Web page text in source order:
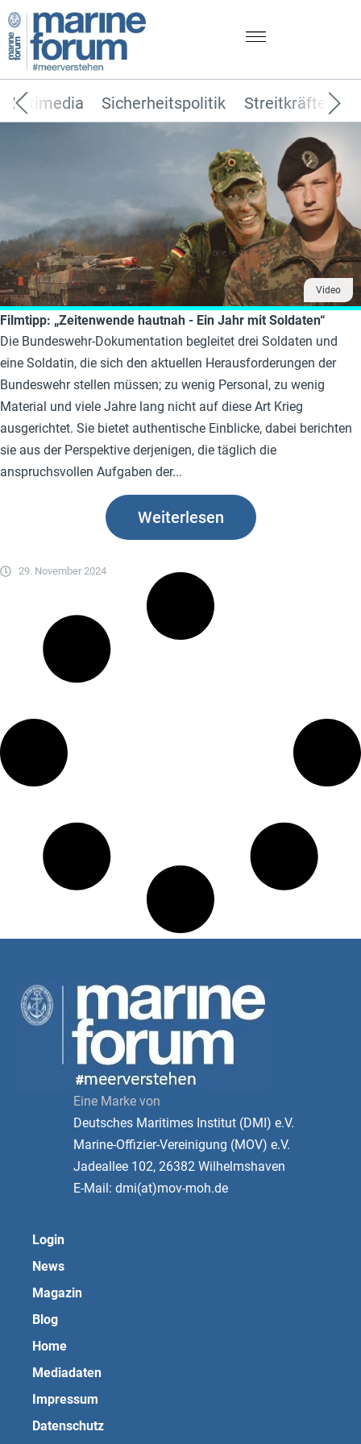
Sicherheitspolitik Streitkräfte
Multimedia
Video
Filmtipp: „Zeitenwende hautnah - Ein Jahr mit Soldaten“
Die Bundeswehr-Dokumentation begleitet drei Soldaten und
eine Soldatin, die sich den aktuellen Herausforderungen der
Bundeswehr stellen müssen; zu wenig Personal, zu wenig
Material und viele Jahre lang nicht auf diese Art Krieg
ausgerichtet. Sie bietet authentische Einblicke, dabei berichten
sie aus der Perspektive derjenigen, die täglich die
anspruchsvollen Aufgaben der...
29. November 2024
Weiterlesen
Eine Marke von
Deutsches Maritimes Institut (DMI) e.V.
Marine-Offizier-Vereinigung (MOV) e.V.
Jadeallee 102, 26382 Wilhelmshaven
E-Mail: dmi(at)mov-moh.de
Login
News
Magazin
Blog
Home
Mediadaten
Impressum
Datenschutz